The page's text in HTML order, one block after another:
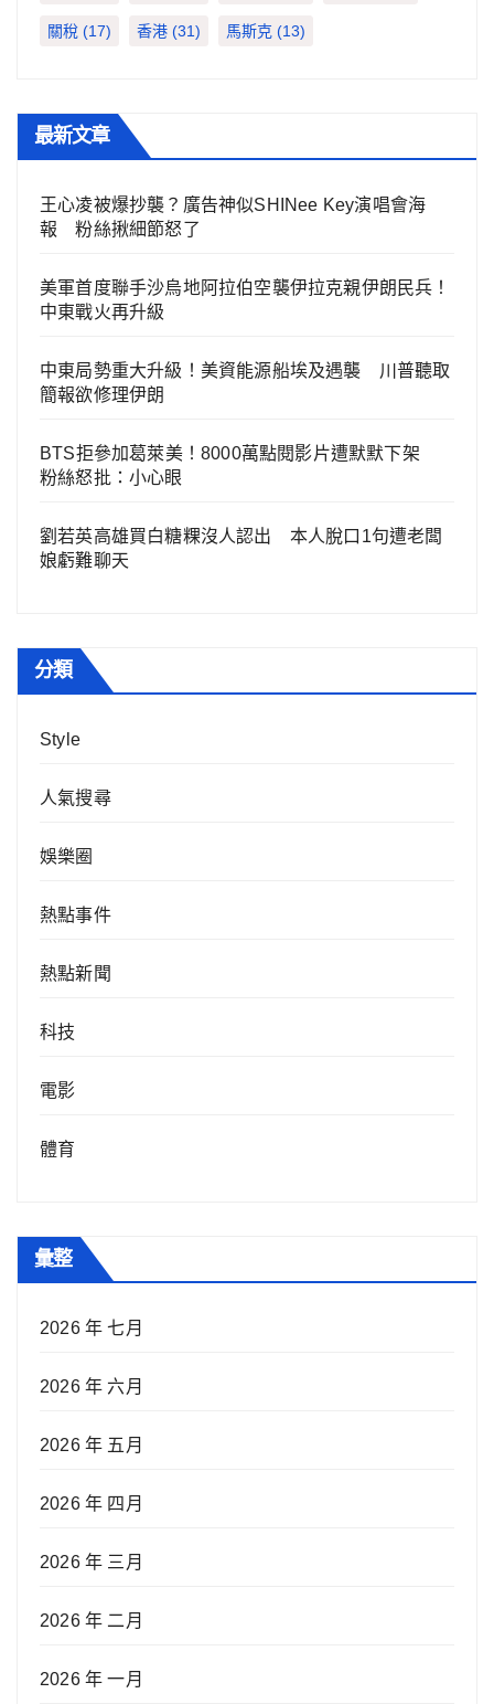
關稅 (17) 香港 (31) 馬斯克 (13)
最新文章
王心凌被爆抄襲？廣告神似SHINee Key演唱會海
報 粉絲揪細節怒了
美軍首度聯手沙烏地阿拉伯空襲伊拉克親伊朗民兵！
中東戰火再升級
中東局勢重大升級！美資能源船埃及遇襲 川普聽取
簡報欲修理伊朗
BTS拒參加葛萊美！8000萬點閱影片遭默默下架
粉絲怒批：小心眼
劉若英高雄買白糖粿沒人認出 本人脫口1句遭老闆
娘虧難聊天
分類
Style
人氣搜尋
娛樂圈
熱點事件
熱點新聞
科技
電影
體育
彙整
2026 年 七月
2026 年 六月
2026 年 五月
2026 年 四月
2026 年 三月
2026 年 二月
2026 年 一月